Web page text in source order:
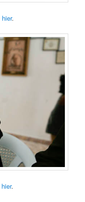
hier.
hier.